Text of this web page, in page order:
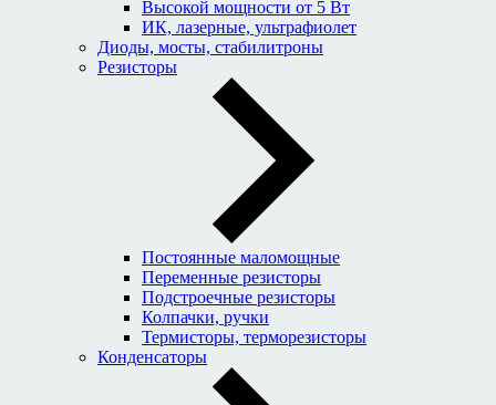
Высокой мощности от 5 Вт
ИК, лазерные, ультрафиолет
Диоды, мосты, стабилитроны
Резисторы
Постоянные маломощные
Переменные резисторы
Подстроечные резисторы
Колпачки, ручки
Термисторы, терморезисторы
Конденсаторы